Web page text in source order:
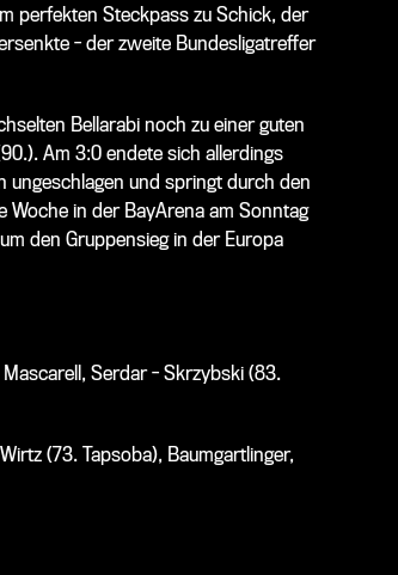
perfekten Steckpass zu Schick, der
- der zweite Bundesligatreffer
Bellarabi noch zu einer guten
Am 3:0 endete sich allerdings
ungeschlagen und springt durch den
Woche in der BayArena am Sonntag
den Gruppensieg in der Europa
Serdar - Skrzybski (83.
(73. Tapsoba), Baumgartlinger,